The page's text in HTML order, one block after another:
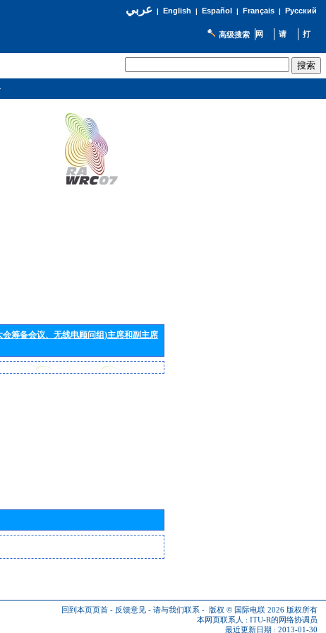
عربي| English | Español | Français| Русский
高级搜索
筹备会议、无线电顾问组)主席和副主席
回到本页页首 - 反馈意见 - 请与我们联系 - 版权 © 国际电联 2026 版权所有
本网页联系人 : ITU-R的网络协调员
最近更新日期 : 2013-01-30